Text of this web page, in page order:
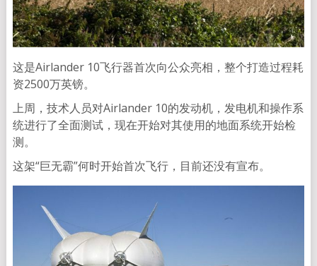
这是Airlander 10飞行器首次向公众亮相，整个打造过程耗
资2500万英镑。
上周，技术人员对Airlander 10的发动机，发电机和操作系
统进行了全面测试，现在开始对其使用的地面系统开始检
测。
这架“巨无霸”何时开始首次飞行，目前还没有宣布。